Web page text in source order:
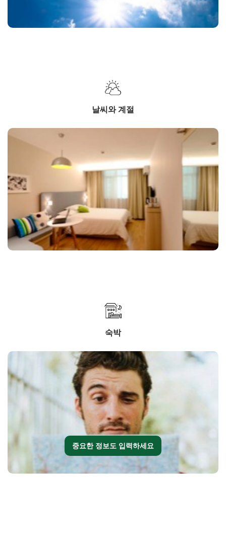
날씨와 계절
숙박
중요한 정보도 입력하세요